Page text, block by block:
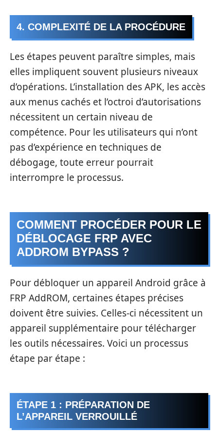
4. COMPLEXITÉ DE LA PROCÉDURE
Les étapes peuvent paraître simples, mais
elles impliquent souvent plusieurs niveaux
d’opérations. L’installation des APK, les accès
aux menus cachés et l’octroi d’autorisations
nécessitent un certain niveau de
compétence. Pour les utilisateurs qui n’ont
pas d’expérience en techniques de
débogage, toute erreur pourrait
interrompre le processus.
COMMENT PROCÉDER POUR LE
DÉBLOCAGE FRP AVEC
ADDROM BYPASS ?
Pour débloquer un appareil Android grâce à
FRP AddROM, certaines étapes précises
doivent être suivies. Celles-ci nécessitent un
appareil supplémentaire pour télécharger
les outils nécessaires. Voici un processus
étape par étape :
ÉTAPE 1 : PRÉPARATION DE
L’APPAREIL VERROUILLÉ